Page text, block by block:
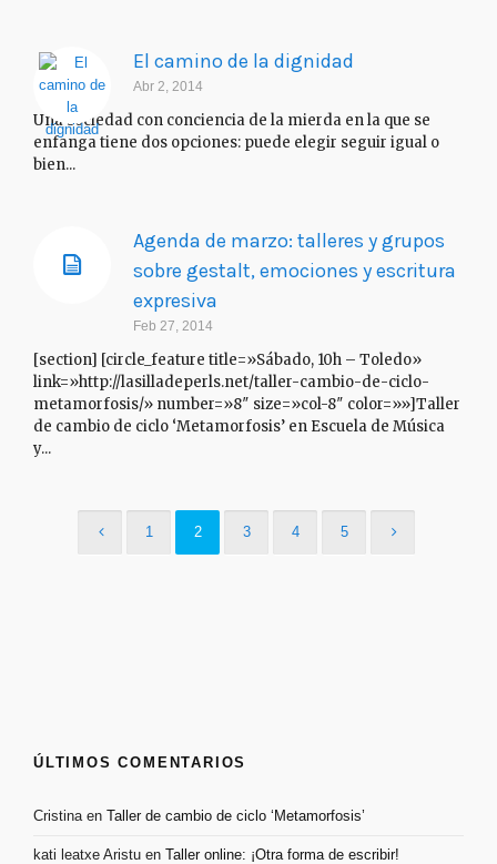
El camino de la dignidad
Abr 2, 2014
Una sociedad con conciencia de la mierda en la que se
enfanga tiene dos opciones: puede elegir seguir igual o
bien...
Agenda de marzo: talleres y grupos
sobre gestalt, emociones y escritura
expresiva
Feb 27, 2014
[section] [circle_feature title=»Sábado, 10h – Toledo»
link=»http://lasilladeperls.net/taller-cambio-de-ciclo-
metamorfosis/» number=»8″ size=»col-8″ color=»»]Taller
de cambio de ciclo ‘Metamorfosis’ en Escuela de Música
y...
1 2 3 4 5
ÚLTIMOS COMENTARIOS
Cristinaen Taller de cambio de ciclo ‘Metamorfosis’
kati leatxe Aristu en Taller online: ¡Otra forma de escribir!